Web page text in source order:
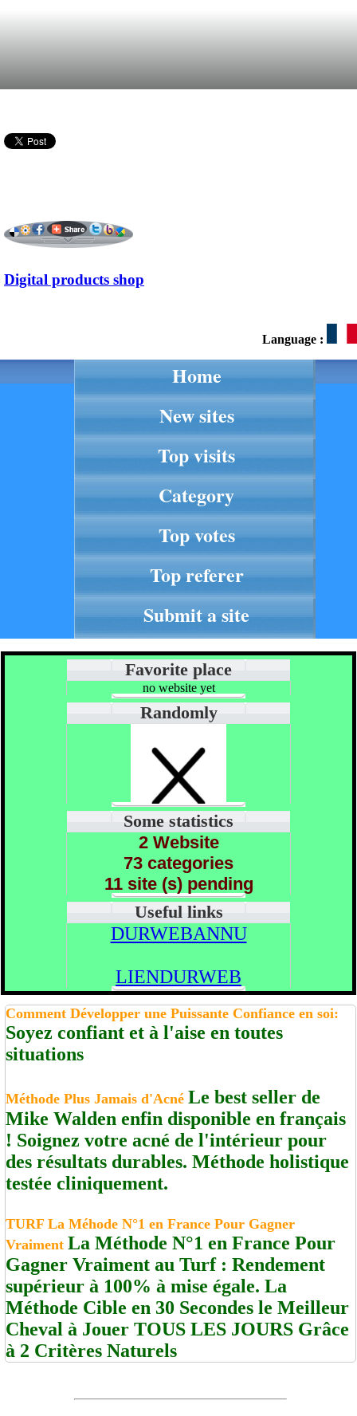
Digital products shop
Language :
Home
New sites
Top visits
Category
Top votes
Top referer
Submit a site
Favorite place
no website yet
Randomly
Some statistics
2 Website
73 categories
11 site (s) pending
Useful links
DURWEBANNU
LIENDURWEB
Comment Développer une Puissante Confiance en soi:
Soyez confiant et à l'aise en toutes
situations
Méthode Plus Jamais d'Acné Le best seller de
Mike Walden enfin disponible en français
! Soignez votre acné de l'intérieur pour
des résultats durables. Méthode holistique
testée cliniquement.
TURF La Méhode N°1 en France Pour Gagner
Vraiment La Méthode N°1 en France Pour
Gagner Vraiment au Turf : Rendement
supérieur à 100% à mise égale. La
Méthode Cible en 30 Secondes le Meilleur
Cheval à Jouer TOUS LES JOURS Grâce
à 2 Critères Naturels